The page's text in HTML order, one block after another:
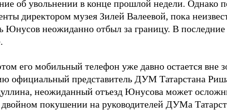
об увольнении в конце прошлой недели. Однако
директором музея Зилей Валеевой, пока
Юнусов неожиданно отбыл за границу. В последние
его мобильный телефон уже давно остается вне
официальный представитель ДУМ Татарстана
неожиданный отъезд Юнусова может
двойном покушении на руководителей ДУМа